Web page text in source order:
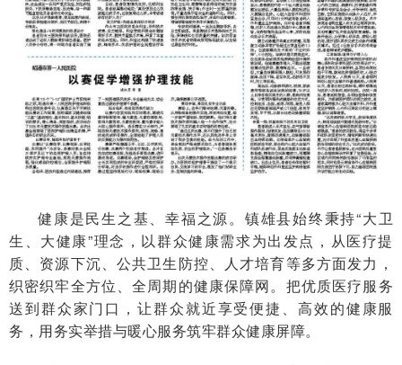
健康是民生之基、幸福之源。镇雄县始终秉持“大卫
生、大健康”理念，以群众健康需求为出发点，从医疗提
质、资源下沉、公共卫生防控、人才培育等多方面发力，
织密织牢全方位、全周期的健康保障网。把优质医疗服务
送到群众家门口，让群众就近享受便捷、高效的健康服
务，用务实举措与暖心服务筑牢群众健康屏障。